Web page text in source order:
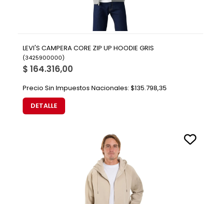
LEVI'S CAMPERA CORE ZIP UP HOODIE GRIS
(3425900000)
$ 164.316,00
Precio Sin Impuestos Nacionales: $135.798,35
DETALLE